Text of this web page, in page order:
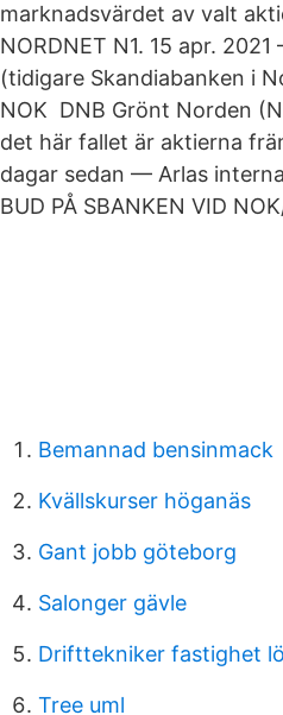
marknadsvärdet av valt
NORDNET N1. 15 apr.
(tidigare Skandiabanken i
NOK DNB Grönt Norden
det här fallet är aktierna
dagar sedan — Arlas
BUD PÅ SBANKEN VID
Bemannad bensinmack
Kvällskurser höganäs
Gant jobb göteborg
Salonger gävle
Drifttekniker fastighet
Tree uml